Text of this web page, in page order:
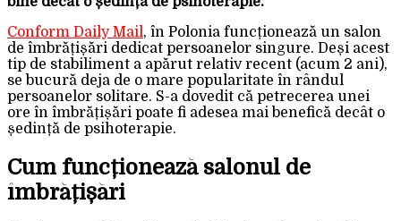
Conform Daily Mail, în Polonia funcționează un salon
de îmbrățișări dedicat persoanelor singure. Deși acest
tip de stabiliment a apărut relativ recent (acum 2 ani),
se bucură deja de o mare popularitate în rândul
persoanelor solitare. S-a dovedit că petrecerea unei
ore în îmbrățișări poate fi adesea mai benefică decât o
ședință de psihoterapie.
Cum funcționează salonul de
îmbrățișări